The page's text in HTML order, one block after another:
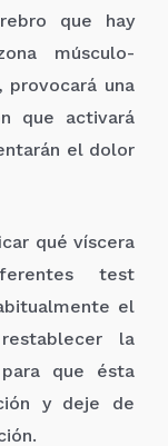
que hay
músculo-
una
que activará
el dolor
qué víscera
test
el
la
que ésta
y deje de